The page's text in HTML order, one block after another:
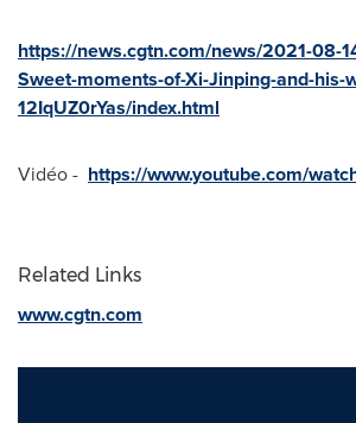
https://news.cgtn.com/news/2021-08-
Sweet-moments-of-Xi-Jinping-and-his-
12IqUZ0rYas/index.html
Vidéo - https://www.youtube.com/
Related Links
www.cgtn.com